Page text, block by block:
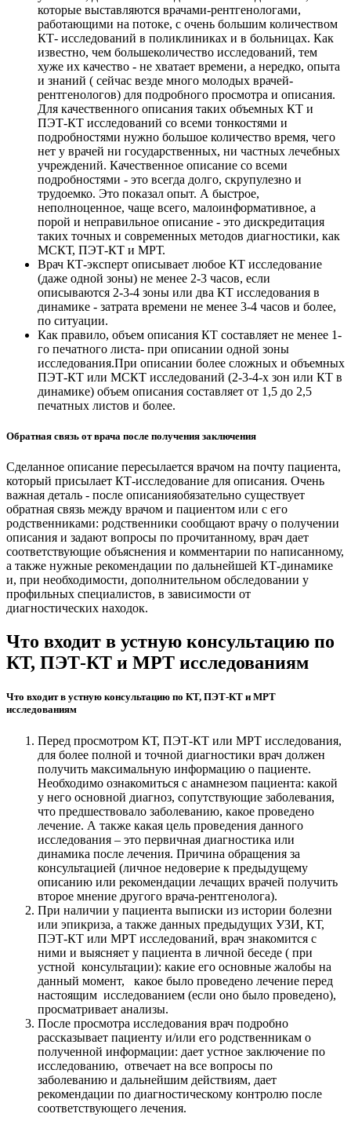
которые выставляются врачами-рентгенологами,
работающими на потоке, с очень большим количеством
КТ- исследований в поликлиниках и в больницах. Как
известно, чем большеколичество исследований, тем
хуже их качество - не хватает времени, а нередко, опыта
и знаний ( сейчас везде много молодых врачей-
рентгенологов) для подробного просмотра и описания.
Для качественного описания таких объемных КТ и
ПЭТ-КТ исследований со всеми тонкостями и
подробностями нужно большое количество время, чего
нет у врачей ни государственных, ни частных лечебных
учреждений. Качественное описание со всеми
подробностями - это всегда долго, скрупулезно и
трудоемко. Это показал опыт. А быстрое,
неполноценное, чаще всего, малоинформативное, а
порой и неправильное описание - это дискредитация
таких точных и современных методов диагностики, как
МСКТ, ПЭТ-КТ и МРТ.
Врач КТ-эксперт описывает любое КТ исследование
(даже одной зоны) не менее 2-3 часов, если
описываются 2-3-4 зоны или два КТ исследования в
динамике - затрата времени не менее 3-4 часов и более,
по ситуации.
Как правило, объем описания КТ составляет не менее 1-
го печатного листа- при описании одной зоны
исследования.При описании более сложных и объемных
ПЭТ-КТ или МСКТ исследований (2-3-4-х зон или КТ в
динамике) объем описания составляет от 1,5 до 2,5
печатных листов и более.
Обратная связь от врача после получения заключения
Сделанное описание пересылается врачом на почту пациента,
который присылает КТ-исследование для описания. Очень
важная деталь - после описанияобязательно существует
обратная связь между врачом и пациентом или с его
родственниками: родственники сообщают врачу о получении
описания и задают вопросы по прочитанному, врач дает
соответствующие объяснения и комментарии по написанному,
а также нужные рекомендации по дальнейшей КТ-динамике
и, при необходимости, дополнительном обследовании у
профильных специалистов, в зависимости от
диагностических находок.
Что входит в устную консультацию по
КТ, ПЭТ-КТ и МРТ исследованиям
Что входит в устную консультацию по КТ, ПЭТ-КТ и МРТ
исследованиям
Перед просмотром КТ, ПЭТ-КТ или МРТ исследования,
для более полной и точной диагностики врач должен
получить максимальную информацию о пациенте.
Необходимо ознакомиться с анамнезом пациента: какой
у него основной диагноз, сопутствующие заболевания,
что предшествовало заболеванию, какое проведено
лечение. А также какая цель проведения данного
исследования – это первичная диагностика или
динамика после лечения. Причина обращения за
консультацией (личное недоверие к предыдущему
описанию или рекомендации лечащих врачей получить
второе мнение другого врача-рентгенолога).
При наличии у пациента выписки из истории болезни
или эпикриза, а также данных предыдущих УЗИ, КТ,
ПЭТ-КТ или МРТ исследований, врач знакомится с
ними и выясняет у пациента в личной беседе ( при
устной консультации): какие его основные жалобы на
данный момент, какое было проведено лечение перед
настоящим исследованием (если оно было проведено),
просматривает анализы.
После просмотра исследования врач подробно
рассказывает пациенту и/или его родственникам о
полученной информации: дает устное заключение по
исследованию, отвечает на все вопросы по
заболеванию и дальнейшим действиям, дает
рекомендации по диагностическому контролю после
соответствующего лечения.